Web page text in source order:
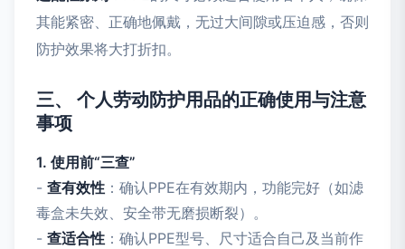
其能紧密、正确地佩戴，无过大间隙或压迫感，否则
防护效果将大打折扣。
三、 个人劳动防护用品的正确使用与注意
事项
1. 使用前“三查”
- 查有效性 ：确认PPE在有效期内，功能完好（如滤
毒盒未失效、安全带无磨损断裂）。
- 查适合性 ：确认PPE型号、尺寸适合自己及当前作